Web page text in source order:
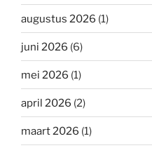
augustus 2026 (1)
juni 2026 (6)
mei 2026 (1)
april 2026 (2)
maart 2026 (1)